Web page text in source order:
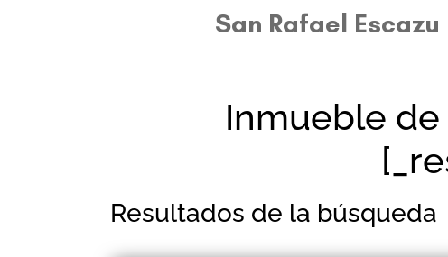
San Rafael Escazu
Inmueble
Resultados de la búsqueda